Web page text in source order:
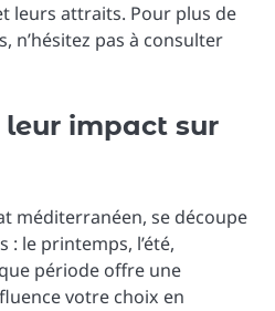
leurs attraits. Pour plus de
n’hésitez pas à consulter
leur impact sur
méditerranéen, se découpe
: le printemps, l’été,
période offre une
votre choix en